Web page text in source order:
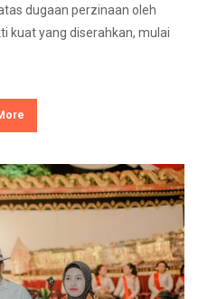
dugaan perzinaan oleh
kuat yang diserahkan, mulai